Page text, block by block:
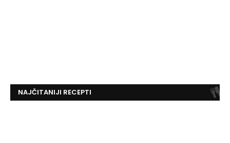
NAJČITANIJI RECEPTI